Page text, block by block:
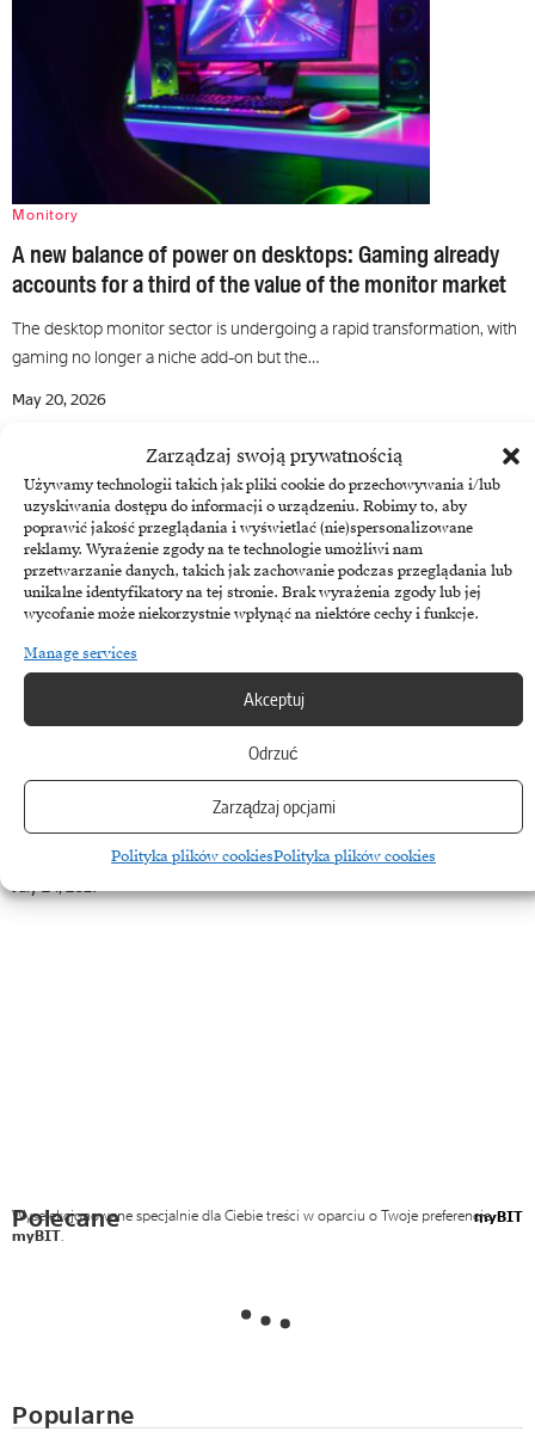
Zarządzaj swoją prywatnością
Używamy technologii takich jak pliki cookie do przechowywania i/lub
uzyskiwania dostępu do informacji o urządzeniu. Robimy to, aby
poprawić jakość przeglądania i wyświetlać (nie)spersonalizowane
reklamy. Wyrażenie zgody na te technologie umożliwi nam
przetwarzanie danych, takich jak zachowanie podczas przeglądania lub
unikalne identyfikatory na tej stronie. Brak wyrażenia zgody lub jej
wycofanie może niekorzystnie wpłynąć na niektóre cechy i funkcje.
Manage services
Akceptuj
Odrzuć
Zarządzaj opcjami
Polityka plików cookiesPolityka plików cookies
Monitory
A new balance of power on desktops: Gaming already
accounts for a third of the value of the monitor market
The desktop monitor sector is undergoing a rapid transformation, with
gaming no longer a niche add-on but the…
May 20, 2026
Digital Signage
BrandsIT talks to Mariusz Kuczynski of iiyama Poland about the
market, future prospects and opportunities. BrandsIT: Sales of…
July 24, 2017
Polecane myBIT
Wyselekcjonowane specjalnie dla Ciebie treści w oparciu o Twoje preferencje
myBIT.
Popularne